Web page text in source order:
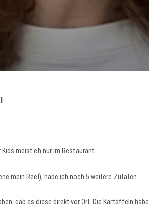
meist eh nur im Restaurant.
mein Reel), habe ich noch 5 weitere Zutaten
gab es diese direkt vor Ort. Die Kartoffeln habe